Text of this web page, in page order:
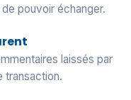
pouvoir échanger.
laissés par
transaction.